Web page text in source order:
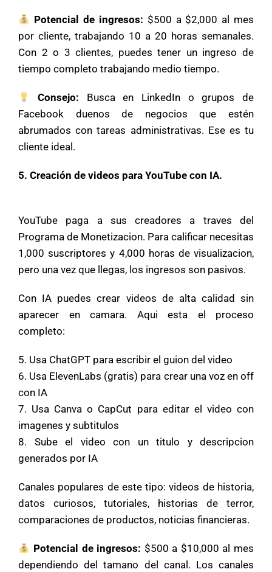
Potencial de ingresos: $500 a $2,000 al mes
por cliente, trabajando 10 a 20 horas semanales.
Con 2 o 3 clientes, puedes tener un ingreso de
tiempo completo trabajando medio tiempo.
Consejo: Busca en LinkedIn o grupos de
Facebook duenos de negocios que estén
abrumados con tareas administrativas. Ese es tu
cliente ideal.
5. Creación de videos para YouTube con IA.
YouTube paga a sus creadores a traves del
Programa de Monetizacion. Para calificar necesitas
1,000 suscriptores y 4,000 horas de visualizacion,
pero una vez que llegas, los ingresos son pasivos.
Con IA puedes crear videos de alta calidad sin
aparecer en camara. Aqui esta el proceso
completo:
5. Usa ChatGPT para escribir el guion del video
6. Usa ElevenLabs (gratis) para crear una voz en off
con IA
7. Usa Canva o CapCut para editar el video con
imagenes y subtitulos
8. Sube el video con un titulo y descripcion
generados por IA
Canales populares de este tipo: videos de historia,
datos curiosos, tutoriales, historias de terror,
comparaciones de productos, noticias financieras.
Potencial de ingresos: $500 a $10,000 al mes
dependiendo del tamano del canal. Los canales